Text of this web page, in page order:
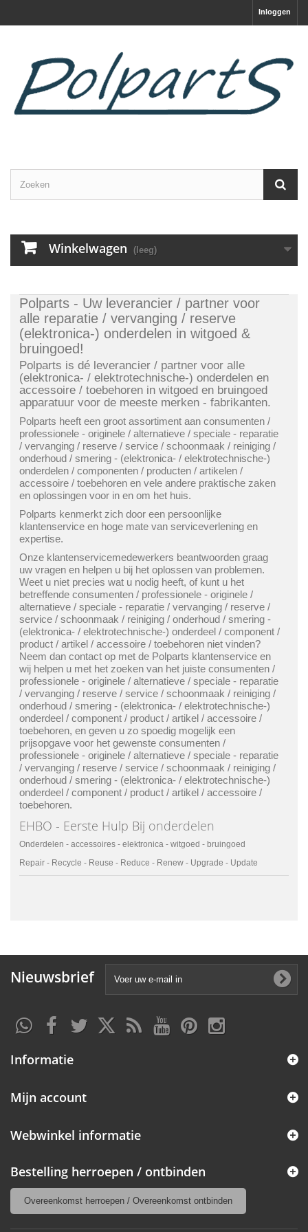
Inloggen
Winkelwagen (leeg)
Polparts - Uw leverancier / partner voor
alle reparatie / vervanging / reserve
(elektronica-) onderdelen in witgoed &
bruingoed!
Polparts is dé leverancier / partner voor alle
(elektronica- / elektrotechnische-) onderdelen en
accessoire / toebehoren in witgoed en bruingoed
apparatuur voor de meeste merken - fabrikanten.
Polparts heeft een groot assortiment aan consumenten /
professionele - originele / alternatieve / speciale - reparatie
/ vervanging / reserve / service / schoonmaak / reiniging /
onderhoud / smering - (elektronica- / elektrotechnische-)
onderdelen / componenten / producten / artikelen /
accessoire / toebehoren en vele andere praktische zaken
en oplossingen voor in en om het huis.
Polparts kenmerkt zich door een persoonlijke
klantenservice en hoge mate van serviceverlening en
expertise.
Onze klantenservicemedewerkers beantwoorden graag
uw vragen en helpen u bij het oplossen van problemen.
Weet u niet precies wat u nodig heeft, of kunt u het
betreffende consumenten / professionele - originele /
alternatieve / speciale - reparatie / vervanging / reserve /
service / schoonmaak / reiniging / onderhoud / smering -
(elektronica- / elektrotechnische-) onderdeel / component /
product / artikel / accessoire / toebehoren niet vinden?
Neem dan contact op met de Polparts klantenservice en
wij helpen u met het zoeken van het juiste consumenten /
professionele - originele / alternatieve / speciale - reparatie
/ vervanging / reserve / service / schoonmaak / reiniging /
onderhoud / smering - (elektronica- / elektrotechnische-)
onderdeel / component / product / artikel / accessoire /
toebehoren, en geven u zo spoedig mogelijk een
prijsopgave voor het gewenste consumenten /
professionele - originele / alternatieve / speciale - reparatie
/ vervanging / reserve / service / schoonmaak / reiniging /
onderhoud / smering - (elektronica- / elektrotechnische-)
onderdeel / component / product / artikel / accessoire /
toebehoren.
EHBO - Eerste Hulp Bij onderdelen
Onderdelen - accessoires - elektronica - witgoed - bruingoed
Repair - Recycle - Reuse - Reduce - Renew - Upgrade - Update
Nieuwsbrief
Informatie
Mijn account
Webwinkel informatie
Bestelling herroepen / ontbinden
Overeenkomst herroepen / Overeenkomst ontbinden